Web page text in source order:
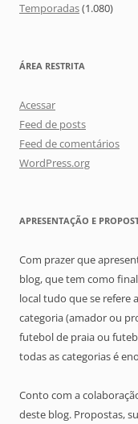
Temporadas(1.080)
ÁREA RESTRITA
Acessar
Feed de posts
Feed de comentários
WordPress.org
APRESENTAÇÃO E
Com prazer que
blog, que tem como
local tudo que se refere
categoria (amador ou
futebol de praia ou
todas as categorias é
Conto com a
deste blog. Propostas,